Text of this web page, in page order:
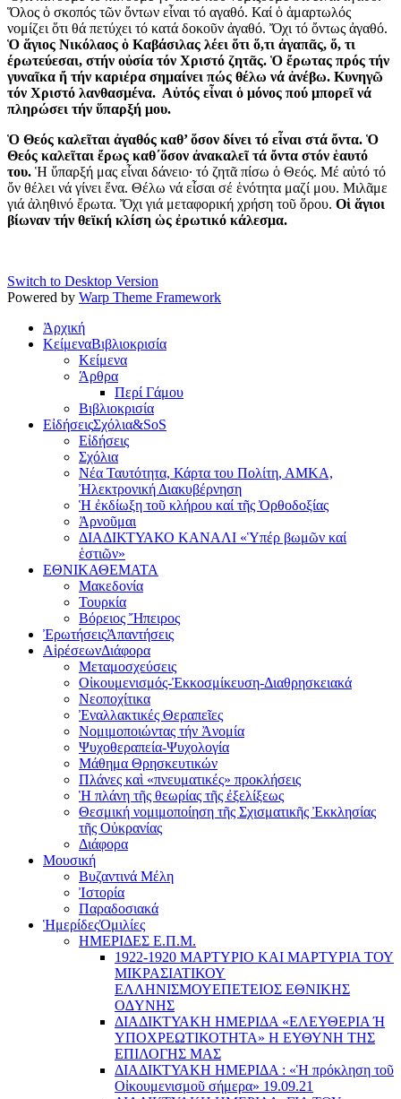
Ὅλος ὁ σκοπός τῶν ὄντων εἶναι τό αγαθό. Καί ὁ ἁμαρτωλός
νομίζει ὅτι θά πετύχει τό κατά δοκοῦν ἀγαθό. Ὄχι τό ὄντως ἀγαθό.
Ὁ ἅγιος Νικόλαος ὁ Καβάσιλας λέει ὅτι ὅ,τι ἀγαπᾶς, ὅ, τι
έρωτεύεσαι, στήν οὐσία τόν Χριστό ζητᾶς. Ὁ ἔρωτας πρός τήν
γυναῖκα ἤ τήν καριέρα σημαίνει πώς θέλω νά ἀνέβω. Κυνηγῶ
τόν Χριστό λανθασμένα. Αὐτός εἶναι ὁ μόνος πού μπορεῖ νά
πληρώσει τήν ὕπαρξή μου.
Ὁ Θεός καλεῖται ἀγαθός καθ’ ὅσον δίνει τό εἶναι στά ὄντα. Ὁ
Θεός καλεῖται ἔρως καθ΄ὅσον ἀνακαλεῖ τά ὄντα στόν ἑαυτό
του. Ἡ ὕπαρξή μας εἶναι δάνειο· τό ζητᾶ πίσω ὁ Θεός. Μέ αὐτό τό
ὄν θέλει νά γίνει ἕνα. Θέλω νά εἶσαι σέ ἑνότητα μαζί μου. Μιλᾶμε
γιά ἀληθινό ἔρωτα. Ὄχι γιά μεταφορική χρήση τοῦ ὅρου. Οἱ ἅγιοι
βίωναν τήν θεϊκή κλίση ὡς ἐρωτικό κάλεσμα.
Switch to Desktop Version
Powered by Warp Theme Framework
Ἀρχική
ΚείμεναΒιβλιοκρισία
Κείμενα
Άρθρα
Περί Γάμου
Βιβλιοκρισία
ΕἰδήσειςΣχόλια&SoS
Εἰδήσεις
Σχόλια
Νέα Ταυτότητα, Κάρτα του Πολίτη, ΑΜΚΑ,
Ἠλεκτρονική Διακυβέρνηση
Ἡ ἐκδίωξη τοῦ κλήρου καί τῆς Ὀρθοδοξίας
Ἀρνοῦμαι
ΔΙΑΔΙΚΤΥΑΚΟ ΚΑΝΑΛΙ «Ὑπέρ βωμῶν καί
ἑστιῶν»
ΕΘΝΙΚΑΘΕΜΑΤΑ
Μακεδονία
Τουρκία
Βόρειος Ἤπειρος
ἘρωτήσειςἈπαντήσεις
ΑἱρέσεωνΔιάφορα
Μεταμοσχεύσεις
Οἰκουμενισμός-Ἐκκοσμίκευση-Διαθρησκειακά
Νεοποχίτικα
Ἐναλλακτικές Θεραπεῖες
Νομιμοποιώντας τήν Ἀνομία
Ψυχοθεραπεία-Ψυχολογία
Μάθημα Θρησκευτικών
Πλάνες καὶ «πνευματικές» προκλήσεις
Ἡ πλάνη τῆς θεωρίας τῆς ἐξελίξεως
Θεσμική νομιμοποίηση τῆς Σχισματικῆς Ἐκκλησίας
τῆς Οὐκρανίας
Διάφορα
Μουσική
Βυζαντινά Μέλη
Ἰστορία
Παραδοσιακά
ἩμερίδεςὉμιλίες
ΗΜΕΡΙΔΕΣ Ε.Π.Μ.
1922-1920 ΜΑΡΤΥΡΙΟ ΚΑI ΜΑΡΤΥΡIΑ ΤΟΥ
ΜΙΚΡΑΣΙΑΤΙΚΟΥ
EΛΛΗΝΙΣΜΟΥEΠEΤΕΙΟΣ EΘΝΙΚHΣ
O∆YΝΗΣ
ΔΙΑΔΙΚΤΥΑΚΗ ΗΜΕΡΙΔΑ «EΛΕΥΘΕΡΙΑ Ή
YΠΟΧΡΕΩΤΙΚΟΤΗΤΑ» Η ΕΥΘΥΝΗ ΤΗΣ
EΠΙΛΟΓΗΣ ΜΑΣ
ΔΙΑΔΙΚΤΥΑΚΗ ΗΜΕΡΙΔΑ : «Ἡ πρόκληση τοῦ
Οἰκουμενισμοῦ σήμερα» 19.09.21